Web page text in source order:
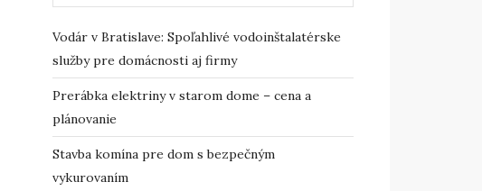
Vodár v Bratislave: Spoľahlivé vodoinštalatérske
služby pre domácnosti aj firmy
Prerábka elektriny v starom dome – cena a
plánovanie
Stavba komína pre dom s bezpečným
vykurovaním